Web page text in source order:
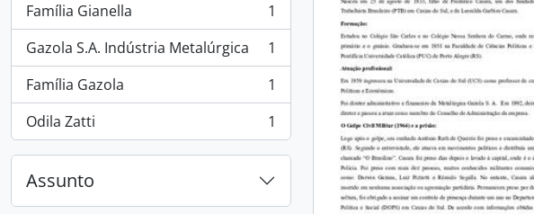
Família Gianella
, 1 resultados
1
Gazola S.A. Indústria Metalúrgica
, 1 resultados
1
Família Gazola
, 1 resultados
1
Odila Zatti
, 1 resultados 1
Assunto